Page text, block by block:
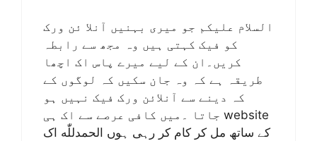
السلام علیکم جو میری بہنیں آنلا ئن ورک
کو فیک کہتی ہیں وہ مجھ سے رابطہ
کریں۔ان کے لیے میرے پاس اک اچھا
طریقہ ہے کہ وہ جان سکیں کہ لوگوں کے
کہ دینے سے آنلائن ورک فیک نہیں ہو
جاتا ۔میں کافی عرصے سے اک ہی website
کے ساتھ مل کر کام کر رہی ہوں الحمدللّٰه اک